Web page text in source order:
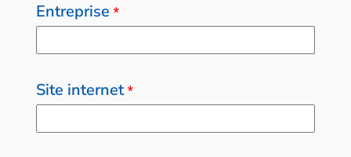
Entreprise *
Site internet *